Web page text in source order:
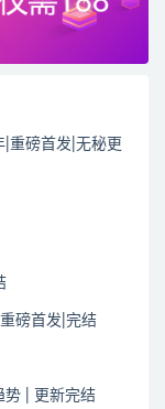
|重磅首发|无秘更
磅首发|完结
势 | 更新完结